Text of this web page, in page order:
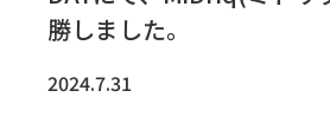
勝しました。
2024.7.31